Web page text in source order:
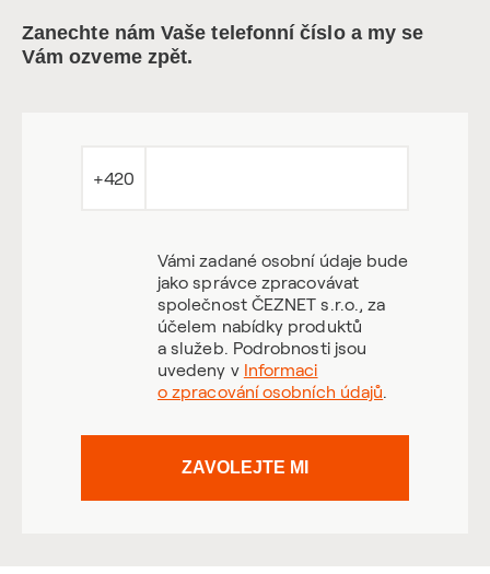
Zanechte nám Vaše telefonní číslo a my se
Vám ozveme zpět.
+420
Vámi zadané osobní údaje bude
jako správce zpracovávat
společnost ČEZNET s.r.o., za
účelem nabídky produktů
a služeb. Podrobnosti jsou
uvedeny v Informaci
o zpracování osobních údajů.
ZAVOLEJTE MI